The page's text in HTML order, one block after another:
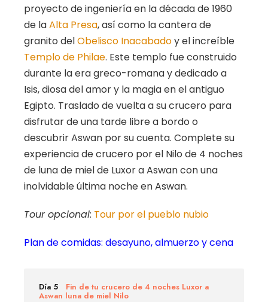
proyecto de ingeniería en la década de 1960
de laAlta Presa, así como la cantera de
granito delObelisco Inacabadoy el increíble
Templo de Philae. Este templo fue construido
durante la era greco-romana y dedicado a
Isis, diosa del amor y la magia en el antiguo
Egipto. Traslado de vuelta a su crucero para
disfrutar de una tarde libre a bordo o
descubrir Aswan por su cuenta. Complete su
experiencia de crucero por el Nilo de 4 noches
de luna de miel de Luxor a Aswan con una
inolvidable última noche en Aswan.
Tour opcional: Tour por el pueblo nubio
Plan de comidas: desayuno, almuerzo y cena
Día 5 Fin de tu crucero de 4 noches Luxor a
Aswan luna de miel Nilo